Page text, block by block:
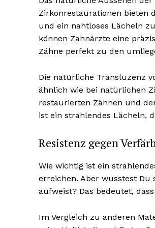
Zirkonrestaurationen bieten
und ein nahtloses Lächeln
können Zahnärzte eine
Zähne perfekt zu den
Die natürliche Transluzenz
ähnlich wie bei natürlichen
restaurierten Zähnen und
ist ein strahlendes Lächeln,
Resistenz gegen
Wie wichtig ist ein
erreichen. Aber wusstest Du
aufweist? Das bedeutet,
Im Vergleich zu anderen